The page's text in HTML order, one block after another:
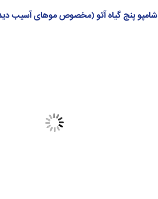
شامپو پنج گیاه آتو (مخصوص موهای آسیب